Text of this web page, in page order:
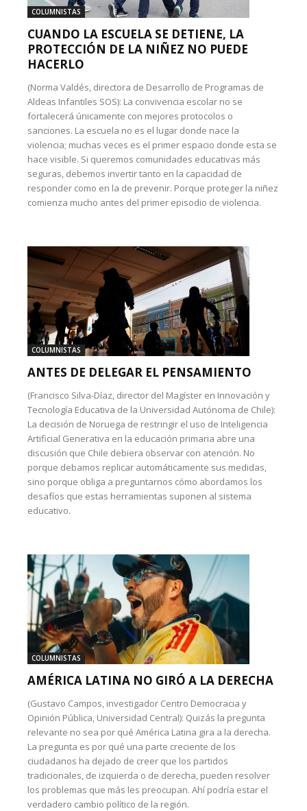
COLUMNISTAS
CUANDO LA ESCUELA SE DETIENE, LA
PROTECCIÓN DE LA NIÑEZ NO PUEDE
HACERLO
(Norma Valdés, directora de Desarrollo de Programas de
Aldeas Infantiles SOS): La convivencia escolar no se
fortalecerá únicamente con mejores protocolos o
sanciones. La escuela no es el lugar donde nace la
violencia; muchas veces es el primer espacio donde esta se
hace visible. Si queremos comunidades educativas más
seguras, debemos invertir tanto en la capacidad de
responder como en la de prevenir. Porque proteger la niñez
comienza mucho antes del primer episodio de violencia.
COLUMNISTAS
ANTES DE DELEGAR EL PENSAMIENTO
(Francisco Silva-Díaz, director del Magíster en Innovación y
Tecnología Educativa de la Universidad Autónoma de Chile):
La decisión de Noruega de restringir el uso de Inteligencia
Artificial Generativa en la educación primaria abre una
discusión que Chile debiera observar con atención. No
porque debamos replicar automáticamente sus medidas,
sino porque obliga a preguntarnos cómo abordamos los
desafíos que estas herramientas suponen al sistema
educativo.
COLUMNISTAS
AMÉRICA LATINA NO GIRÓ A LA DERECHA
(Gustavo Campos, investigador Centro Democracia y
Opinión Pública, Universidad Central): Quizás la pregunta
relevante no sea por qué América Latina gira a la derecha.
La pregunta es por qué una parte creciente de los
ciudadanos ha dejado de creer que los partidos
tradicionales, de izquierda o de derecha, pueden resolver
los problemas que más les preocupan. Ahí podría estar el
verdadero cambio político de la región.